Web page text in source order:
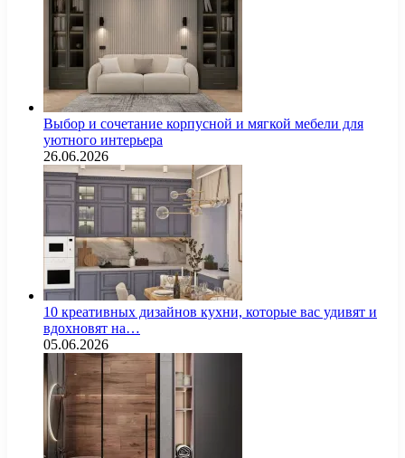
Выбор и сочетание корпусной и мягкой мебели для
уютного интерьера
26.06.2026
10 креативных дизайнов кухни, которые вас удивят и
вдохновят на…
05.06.2026